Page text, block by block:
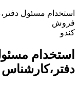
استخدام مسئول
فروش
کندو
استخدام